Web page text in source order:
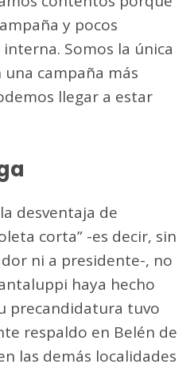
y pocos
Somos la única
campaña más
llegar a estar
desventaja de
corta” -es decir, sin
ni a presidente-, no
haya hecho
precandidatura tuvo
respaldo en Belén de
las demás localidades